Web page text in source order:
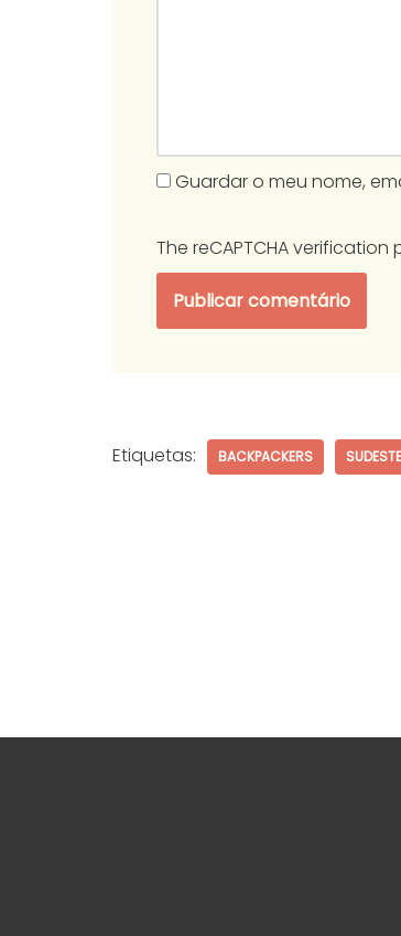
Guardar o meu nome,
The reCAPTCHA
Etiquetas: BACKPACKERS